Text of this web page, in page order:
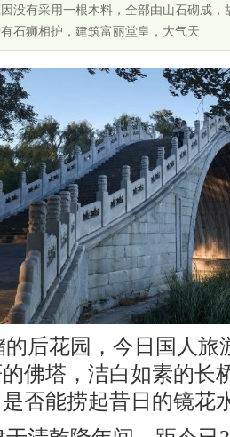
没有采用一根木料，全部由山石砌成，
石狮相护，建筑富丽堂皇，大气天
后花园，今日国人旅
佛塔，洁白如素的长
是否能捞起昔日的镜